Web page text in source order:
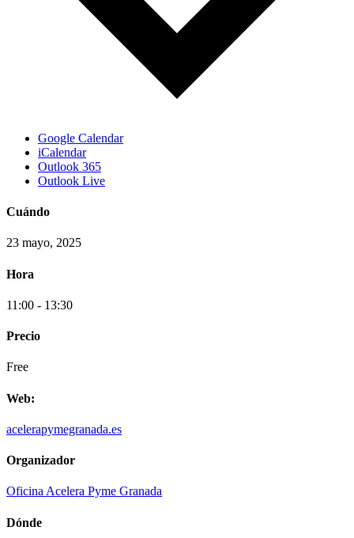
Google Calendar
iCalendar
Outlook 365
Outlook Live
Cuándo
23 mayo, 2025
Hora
11:00 - 13:30
Precio
Free
Web:
acelerapymegranada.es
Organizador
Oficina Acelera Pyme Granada
Dónde